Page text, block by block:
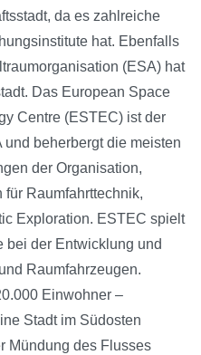
da es zahlreiche
hat. Ebenfalls
(ESA) hat
Das European Space
Centre (ESTEC) ist der
beherbergt die meisten
der Organisation,
Raumfahrttechnik,
Exploration. ESTEC spielt
der Entwicklung und
Raumfahrzeugen.
Einwohner –
Stadt im Südosten
Mündung des Flusses